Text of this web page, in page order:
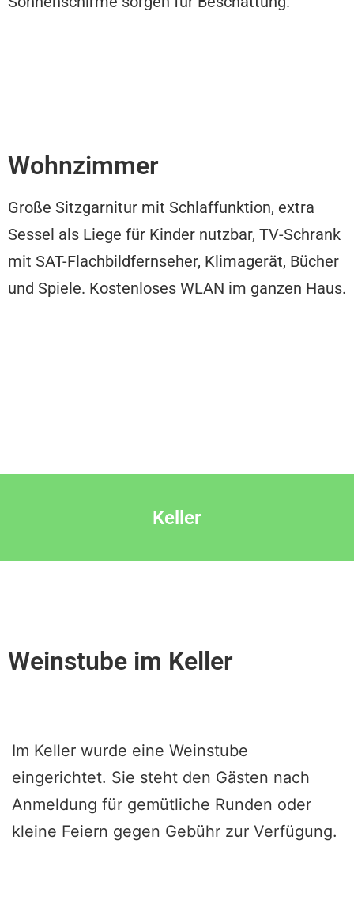
Wohnzimmer
Große Sitzgarnitur mit Schlaffunktion, extra
Sessel als Liege für Kinder nutzbar, TV-Schrank
mit SAT-Flachbildfernseher, Klimagerät, Bücher
und Spiele. Kostenloses WLAN im ganzen Haus.
Keller
Weinstube im Keller
Im Keller wurde eine Weinstube
eingerichtet. Sie steht den Gästen nach
Anmeldung für gemütliche Runden oder
kleine Feiern gegen Gebühr zur Verfügung.